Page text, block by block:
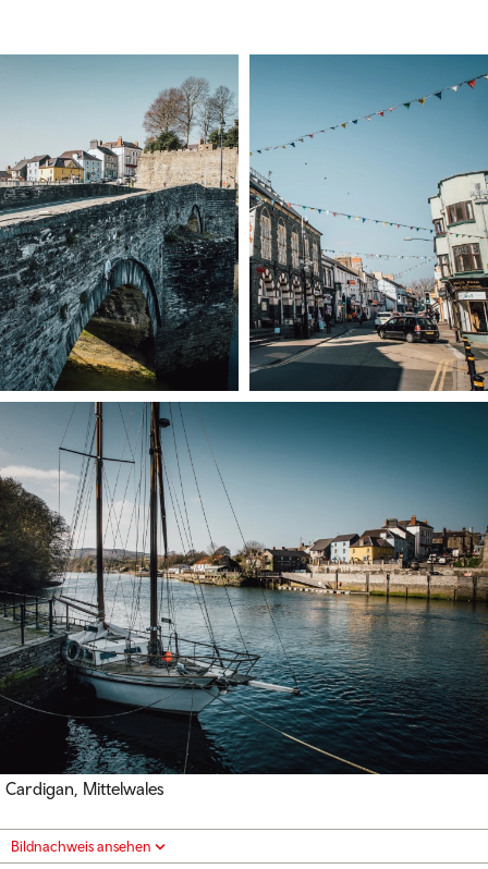
Cardigan, Mittelwales
Bildnachweis ansehen